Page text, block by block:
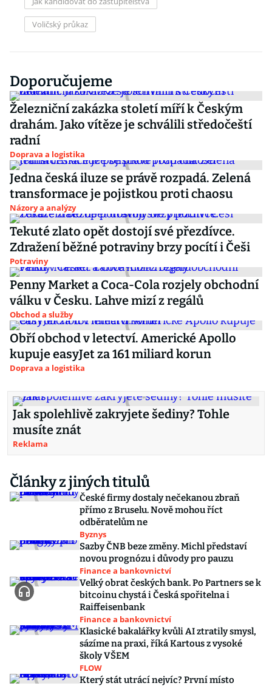
Voličský průkaz
Doporučujeme
Železniční zakázka století míří k Českým
drahám. Jako vítěze je schválili středočeští
radní
Doprava a logistika
Jedna česká iluze se právě rozpadá. Zelená
transformace je pojistkou proti chaosu
Názory a analýzy
Tekuté zlato opět dostojí své přezdívce.
Zdražení běžné potraviny brzy pocítí i Češi
Potraviny
Penny Market a Coca-Cola rozjely obchodní
válku v Česku. Lahve mizí z regálů
Obchod a služby
Obří obchod v letectví. Americké Apollo
kupuje easyJet za 161 miliard korun
Doprava a logistika
Jak spolehlivě zakryjete šediny? Tohle
musíte znát
Reklama
Články z jiných titulů
České firmy dostaly nečekanou zbraň
přímo z Bruselu. Nově mohou říct
odběratelům ne
Byznys
Sazby ČNB beze změny. Michl představí
novou prognózu i důvody pro pauzu
Finance a bankovnictví
Velký obrat českých bank. Po Partners se k
bitcoinu chystá i Česká spořitelna i
Raiffeisenbank
Finance a bankovnictví
Klasické bakalářky kvůli AI ztratily smysl,
sázíme na praxi, říká Kartous z vysoké
školy VŠEM
FLOW
Který stát utrácí nejvíc? První místo